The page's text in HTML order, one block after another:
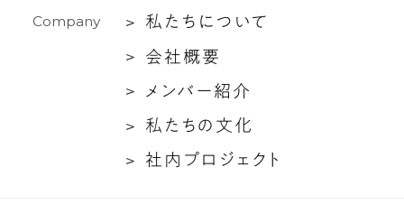
ア
ン
対
談
Company
私
に
つ
私 た ち に つ いて
会
要
会社 概要
メ
ー
メ ンバ ー紹介
私 私 た ちの 文化
社 社 内 プロ ジェ ク ト